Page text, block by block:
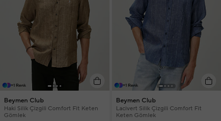
+1 Renk
Beymen Club
Haki Silik Çizgili Comfort Fit Keten
Gömlek
+1 Renk
Beymen Club
Lacivert Silik Çizgili Comfort Fit
Keten Gömlek